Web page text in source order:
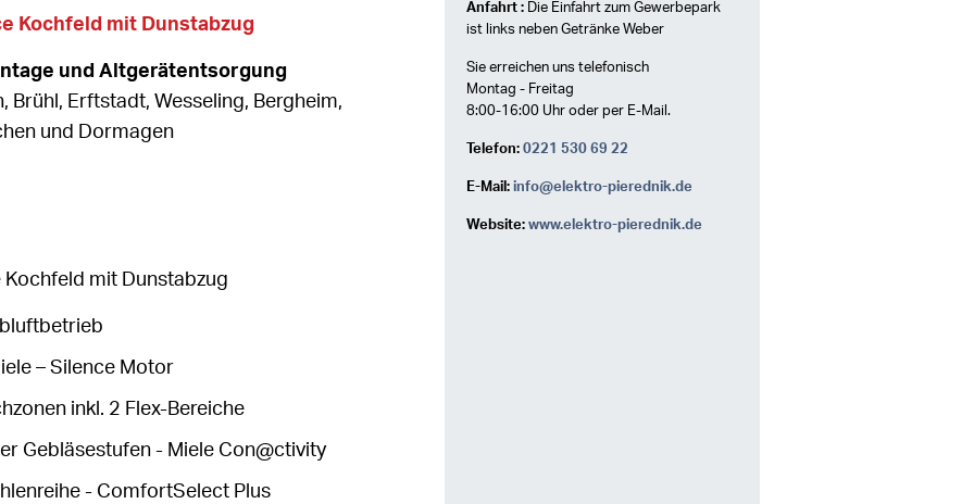
Kochfeld mit Dunstabzug
und Altgerätentsorgung
Brühl, Erftstadt, Wesseling, Bergheim,
und Dormagen
Kochfeld mit Dunstabzug
– Silence Motor
inkl. 2 Flex-Bereiche
Gebläsestufen - Miele Con@ctivity
- ComfortSelect Plus
Anfahrt : Die Einfahrt zum Gewerbepark
ist links neben Getränke Weber
Sie erreichen uns telefonisch
Montag - Freitag
8:00-16:00 Uhr oder per E-Mail.
Telefon: 0221 530 69 22
E-Mail: info@elektro-pierednik.de
Website: www.elektro-pierednik.de